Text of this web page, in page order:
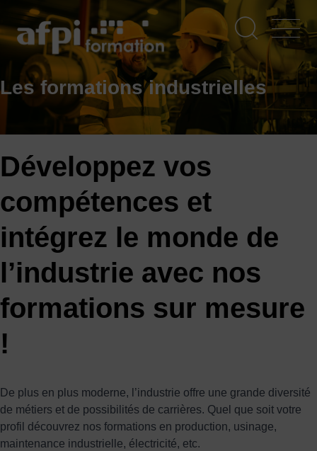
au
contenu
Les formations industrielles
Développez vos
compétences et
intégrez le monde de
l’industrie avec nos
formations sur mesure
!
De plus en plus moderne, l’industrie offre une grande diversité
de métiers et de possibilités de carrières. Quel que soit votre
profil découvrez nos formations en production, usinage,
maintenance industrielle, électricité, etc.